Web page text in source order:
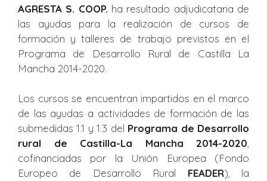
AGRESTA S. COOP. ha resultado adjudicataria de
las ayudas para la realización de cursos de
formación y talleres de trabajo previstos en el
Programa de Desarrollo Rural de Castilla La
Mancha 2014-2020.
Los cursos se encuentran impartidos en el marco
de las ayudas a actividades de formación de las
submedidas 1.1 y 1.3 del Programa de Desarrollo
rural de Castilla-La Mancha 2014-2020,
cofinanciadas por la Unión Europea (Fondo
Europeo de Desarrollo Rural FEADER), la